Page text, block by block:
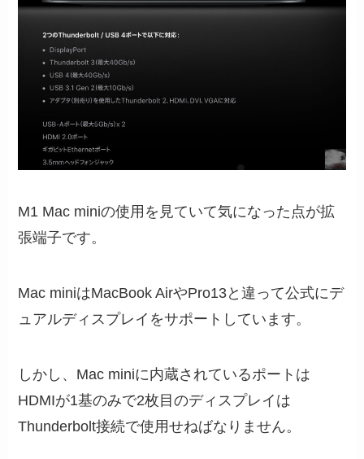
M1 Mac miniの使用を見ていて気になった点が拡
張端子です。
Mac miniはMacBook AirやPro13と違って公式にデ
ュアルディスプレイをサポートしています。
しかし、Mac miniに内蔵されているポートは
HDMIが1基のみで2枚目のディスプレイは
Thunderbolt接続で使用せねばなりません。